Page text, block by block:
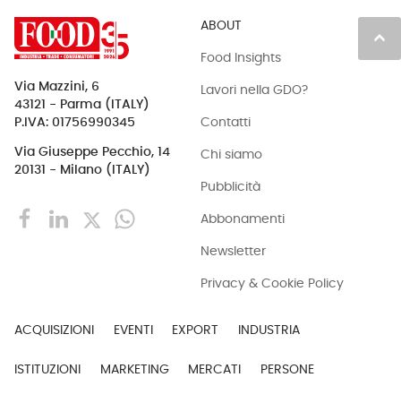
keyboard_arrow_up
Via Mazzini, 6
43121 - Parma (ITALY)
P.IVA: 01756990345
Via Giuseppe Pecchio, 14
20131 - Milano (ITALY)
ABOUT
Food Insights
Lavori nella GDO?
Contatti
Chi siamo
Pubblicità
Abbonamenti
Newsletter
Privacy & Cookie Policy
ACQUISIZIONI EVENTI EXPORT INDUSTRIA
ISTITUZIONI MARKETING MERCATI PERSONE